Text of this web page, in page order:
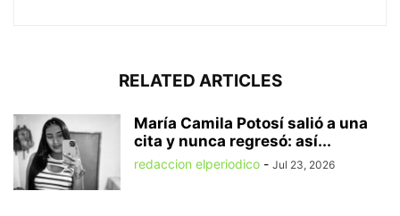
RELATED ARTICLES
María Camila Potosí salió a una
cita y nunca regresó: así...
redaccion elperiodico - Jul 23, 2026